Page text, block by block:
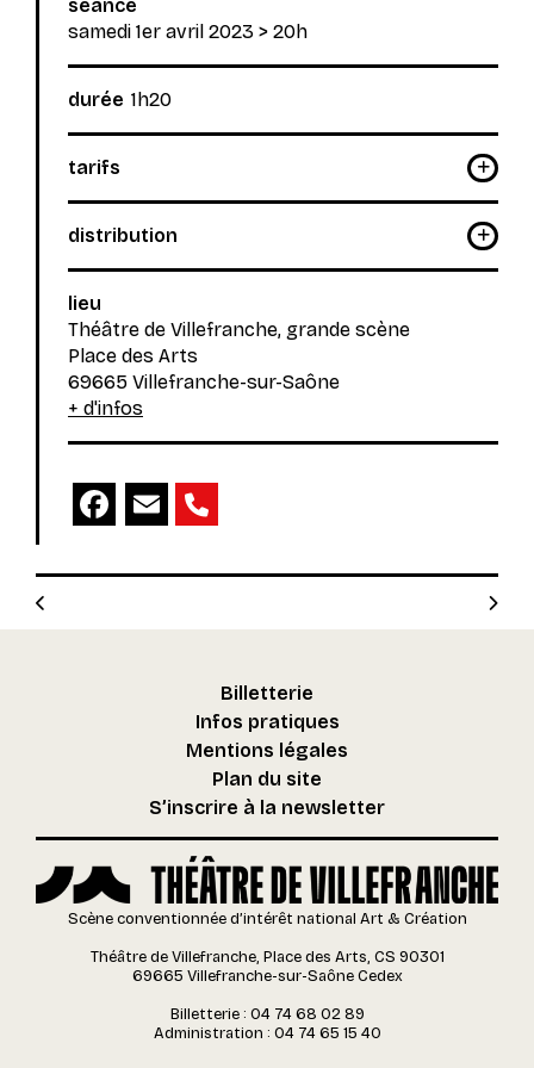
séance
samedi 1er avril 2023 > 20h
durée 1h20
tarifs
distribution
lieu
Théâtre de Villefranche, grande scène
Place des Arts
69665 Villefranche-sur-Saône
+ d'infos
Billetterie
Infos pratiques
Mentions légales
Plan du site
S’inscrire à la newsletter
Scène conventionnée d’intérêt national Art & Création
Théâtre de Villefranche, Place des Arts, CS 90301
69665 Villefranche-sur-Saône Cedex
Billetterie : 04 74 68 02 89
Administration : 04 74 65 15 40